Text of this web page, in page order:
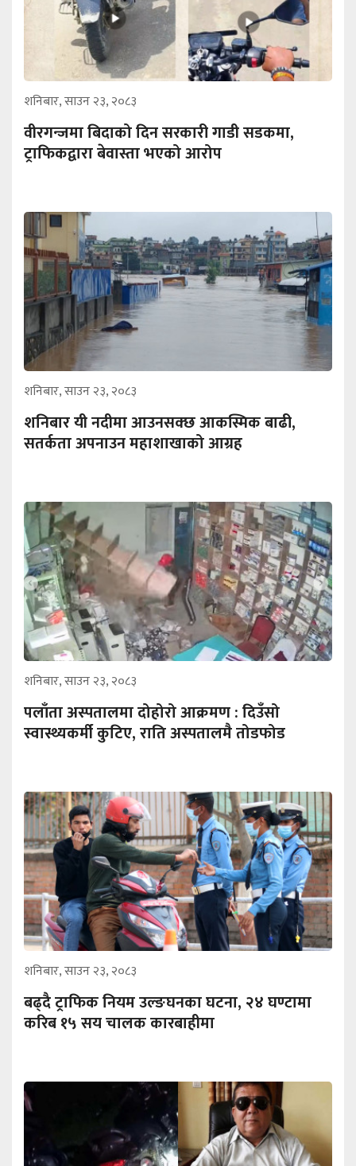
शनिबार, साउन २३, २०८३
वीरगन्जमा बिदाको दिन सरकारी गाडी सडकमा,
ट्राफिकद्वारा बेवास्ता भएको आरोप
शनिबार, साउन २३, २०८३
शनिबार यी नदीमा आउनसक्छ आकस्मिक बाढी,
सतर्कता अपनाउन महाशाखाको आग्रह
शनिबार, साउन २३, २०८३
पलाँता अस्पतालमा दोहोरो आक्रमण : दिउँसो
स्वास्थ्यकर्मी कुटिए, राति अस्पतालमै तोडफोड
शनिबार, साउन २३, २०८३
बढ्दै ट्राफिक नियम उल्ङघनका घटना, २४ घण्टामा
करिब १५ सय चालक कारबाहीमा